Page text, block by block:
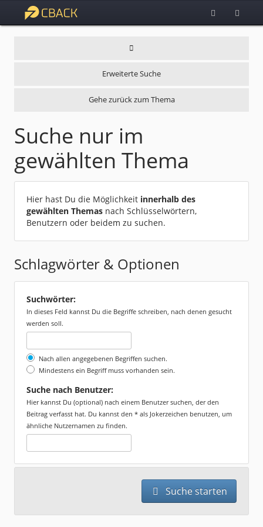
Erweiterte Suche
Gehe zurück zum Thema
Suche nur im
gewählten Thema
Hier hast Du die Möglichkeit innerhalb des
gewählten Themas nach Schlüsselwörtern,
Benutzern oder beidem zu suchen.
Schlagwörter & Optionen
Suchwörter:
In dieses Feld kannst Du die Begriffe schreiben, nach denen gesucht
werden soll.
Nach allen angegebenen Begriffen suchen.
Mindestens ein Begriff muss vorhanden sein.
Suche nach Benutzer:
Hier kannst Du (optional) nach einem Benutzer suchen, der den
Beitrag verfasst hat. Du kannst den * als Jokerzeichen benutzen, um
ähnliche Nutzernamen zu finden.
Suche starten